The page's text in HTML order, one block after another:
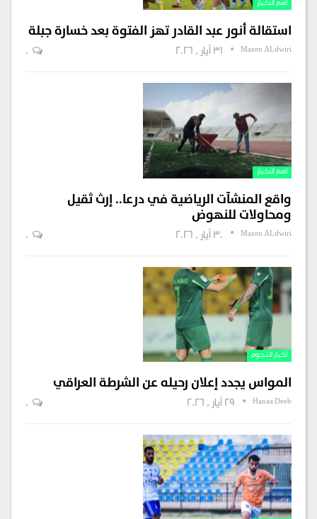
اهم الاخبار
استقالة أنور عبد القادر تهز الفتوة بعد خسارة جبلة
Mazen ALdwiri 31 أيار , 2026 0
اهم الاخبار
واقع المنشآت الرياضية في درعا.. إرث ثقيل
ومحاولات للنهوض
Mazen ALdwiri 30 أيار , 2026 0
أخبار النجوم
المواس يجدد إعلان رحيله عن الشرطة العراقي
Hanaa Deeb 29 أيار , 2026 0